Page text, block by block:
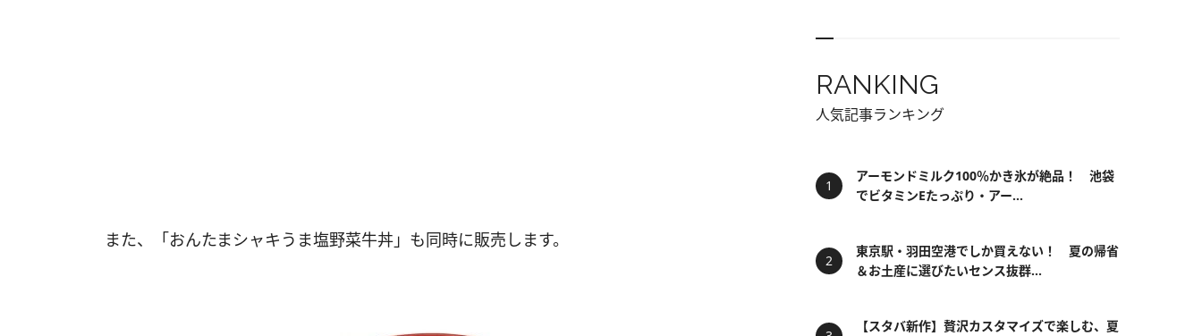
また、「おんたまシャキうま塩野菜牛丼」も同時に販売します。
RANKING
人気記事ランキング
アーモンドミルク100％かき氷が絶品！ 池袋
でビタミンEたっぷり・アー...
東京駅・羽田空港でしか買えない！ 夏の帰省
＆お土産に選びたいセンス抜群...
【スタバ新作】贅沢カスタマイズで楽しむ、夏